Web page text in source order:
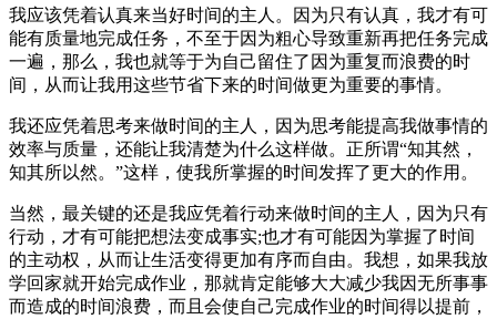
我应该凭着认真来当好时间的主人。因为只有认真，我才有可
能有质量地完成任务，不至于因为粗心导致重新再把任务完成
一遍，那么，我也就等于为自己留住了因为重复而浪费的时
间，从而让我用这些节省下来的时间做更为重要的事情。
我还应凭着思考来做时间的主人，因为思考能提高我做事情的
效率与质量，还能让我清楚为什么这样做。正所谓“知其然，
知其所以然。”这样，使我所掌握的时间发挥了更大的作用。
当然，最关键的还是我应凭着行动来做时间的主人，因为只有
行动，才有可能把想法变成事实;也才有可能因为掌握了时间
的主动权，从而让生活变得更加有序而自由。我想，如果我放
学回家就开始完成作业，那就肯定能够大大减少我因无所事事
而造成的时间浪费，而且会使自己完成作业的时间得以提前，